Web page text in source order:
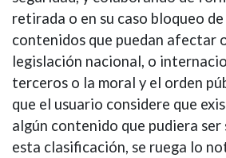
retirada o en su caso bloqueo
contenidos que puedan afectar
legislación nacional, o
terceros o la moral y el orden
que el usuario considere que
algún contenido que pudiera ser
esta clasificación, se ruega lo